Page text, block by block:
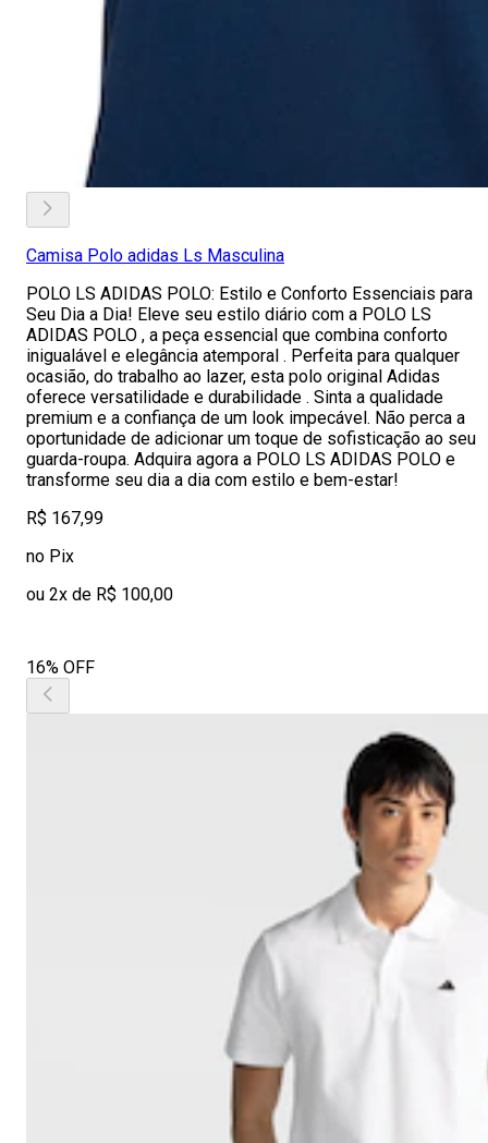
Camisa Polo adidas Ls Masculina
POLO LS ADIDAS POLO: Estilo e Conforto Essenciais para
Seu Dia a Dia! Eleve seu estilo diário com a POLO LS
ADIDAS POLO , a peça essencial que combina conforto
inigualável e elegância atemporal . Perfeita para qualquer
ocasião, do trabalho ao lazer, esta polo original Adidas
oferece versatilidade e durabilidade . Sinta a qualidade
premium e a confiança de um look impecável. Não perca a
oportunidade de adicionar um toque de sofisticação ao seu
guarda-roupa. Adquira agora a POLO LS ADIDAS POLO e
transforme seu dia a dia com estilo e bem-estar!
R$ 167,99
no Pix
ou 2x de R$ 100,00
16% OFF